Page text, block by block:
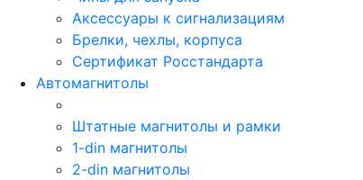
Аксессуары к сигнализациям
Брелки, чехлы, корпуса
Сертификат Росстандарта
Автомагнитолы
Штатные магнитолы и рамки
1-din магнитолы
2-din магнитолы